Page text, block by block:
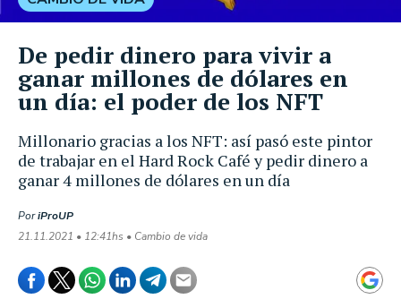
Millonario gracias a los NFT: así pasó este pintor
de trabajar en el Hard Rock Café y pedir dinero a
ganar 4 millones de dólares en un día
PoriProUP
21.11.2021 • 12:41hs • Cambio de vida
De pedir dinero para vivir a
ganar millones de dólares en
un día: el poder de los NFT